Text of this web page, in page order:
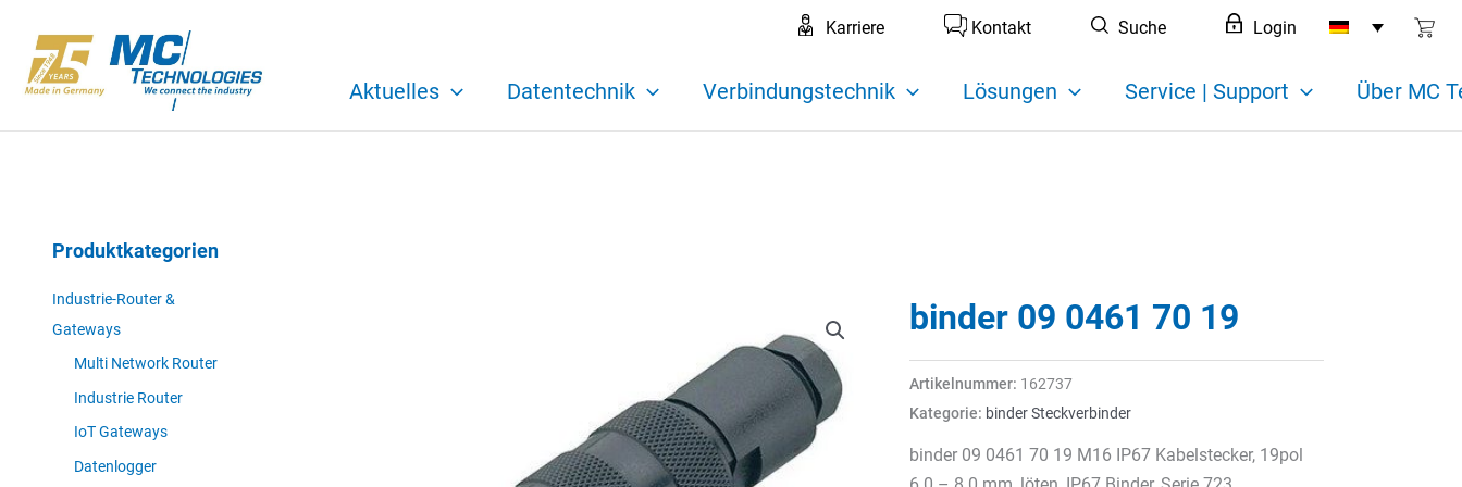
Inhalt
springen
Karriere Kontakt Suche Login
Aktuelles Datentechnik Verbindungstechnik Lösungen Service | Support Über MC
Produktkategorien
Industrie-Router &
Gateways
Multi Network Router
Industrie Router
IoT Gateways
Datenlogger
binder 09 0461 70 19
Artikelnummer: 162737
Kategorie: binder Steckverbinder
binder 09 0461 70 19 M16 IP67 Kabelstecker, 19pol